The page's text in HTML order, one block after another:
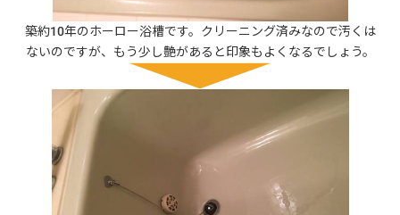
築約10年のホーロー浴槽です。クリーニング済みなので汚くは
ないのですが、もう少し艶があると印象もよくなるでしょう。